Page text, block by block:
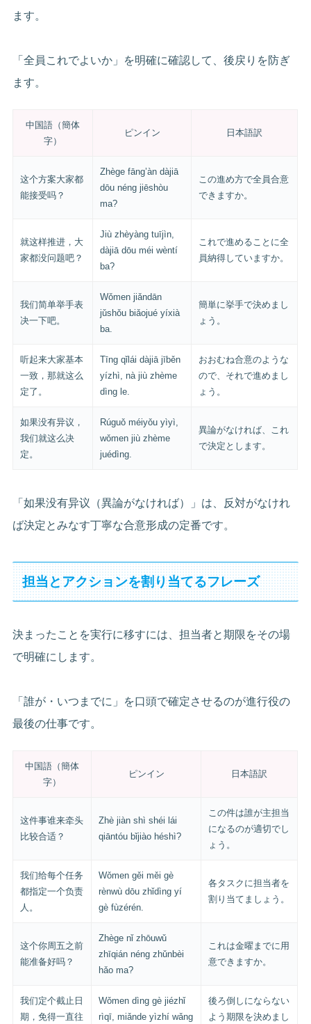
ます。
「全員これでよいか」を明確に確認して、後戻りを防ぎ
ます。
中国語（簡体
字）
ピンイン 日本語訳
这个方案大家都
能接受吗？
Zhège fāng’àn dàjiā
dōu néng jiēshòu
ma?
この進め方で全員合意
できますか。
就这样推进，大
家都没问题吧？
Jiù zhèyàng tuījìn,
dàjiā dōu méi wèntí
ba?
これで進めることに全
員納得していますか。
我们简单举手表
决一下吧。
Wǒmen jiǎndān
jǔshǒu biǎojué yíxià
ba.
簡単に挙手で決めまし
ょう。
听起来大家基本
一致，那就这么
定了。
Tīng qǐlái dàjiā jīběn
yízhì, nà jiù zhème
dìng le.
おおむね合意のような
ので、それで進めまし
ょう。
如果没有异议，
我们就这么决
定。
Rúguǒ méiyǒu yìyì,
wǒmen jiù zhème
juédìng.
異論がなければ、これ
で決定とします。
「如果没有异议（異論がなければ）」は、反対がなけれ
ば決定とみなす丁寧な合意形成の定番です。
担当とアクションを割り当てるフレーズ
決まったことを実行に移すには、担当者と期限をその場
で明確にします。
「誰が・いつまでに」を口頭で確定させるのが進行役の
最後の仕事です。
中国語（簡体
字）
ピンイン 日本語訳
这件事谁来牵头
比较合适？
Zhè jiàn shì shéi lái
qiāntóu bǐjiào héshì?
この件は誰が主担当
になるのが適切でし
ょう。
我们给每个任务
都指定一个负责
人。
Wǒmen gěi měi gè
rènwù dōu zhǐdìng yí
gè fùzérén.
各タスクに担当者を
割り当てましょう。
这个你周五之前
能准备好吗？
Zhège nǐ zhōuwǔ
zhīqián néng zhǔnbèi
hǎo ma?
これは金曜までに用
意できますか。
我们定个截止日
期，免得一直往
Wǒmen dìng gè jiézhǐ
rìqī, miǎnde yìzhí wǎng
後ろ倒しにならない
よう期限を決めまし